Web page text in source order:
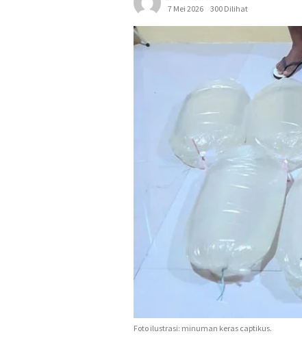
7 Mei 2026
300 Dilihat
Foto ilustrasi: minuman keras captikus.